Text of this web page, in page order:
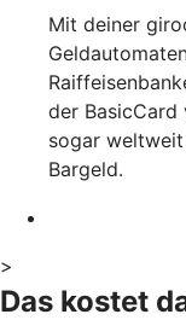
Mit deiner
der
sogar
Bargeld.
>
Das kostet